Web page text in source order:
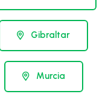
Gibraltar
Murcia